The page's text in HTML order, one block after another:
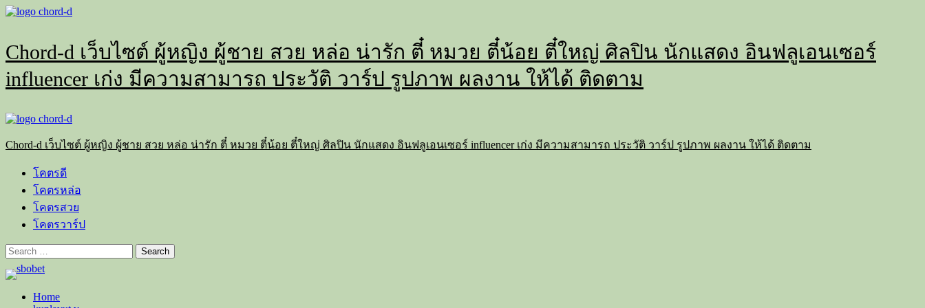
Skip
Chord-d เว็บไซต์ ผู้หญิง ผู้ชาย สวย หล่อ น่ารัก ตี๋ หมวย ตี๋น้อย ตี๋ใหญ่ ศิลปิน นักแสดง อินฟลูเอนเซอร์
influencer เก่ง มีความสามารถ ประวัติ วาร์ป รูปภาพ ผลงาน ให้ได้ ติดตาม
Primary
Chord-d เว็บไซต์ ผู้หญิง ผู้ชาย สวย หล่อ น่ารัก ตี๋ หมวย ตี๋น้อย ตี๋ใหญ่ ศิลปิน นักแสดง อินฟลูเอนเซอร์ influencer เก่ง มีความสามารถ ประวัติ วาร์ป รูปภาพ ผลงาน ให้ได้ ติดตาม
โคตรดี
โคตรหล่อ
โคตรสวย
โคตรวาร์ป
Search
for:
Home